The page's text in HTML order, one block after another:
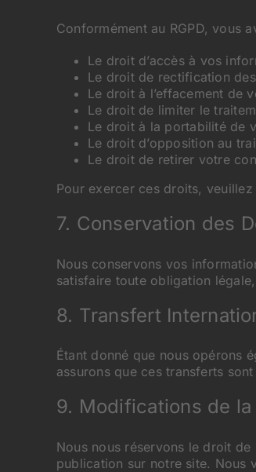
Conformément au RGPD, vous
Le droit d’accès à vos
Le droit de rectification
Le droit à l’effacement de
Le droit de limiter le
Le droit à la portabilité de
Le droit d’opposition au
Le droit de retirer votre
Pour exercer ces droits,
7. Conservation des
Nous conservons vos
satisfaire toute obligation
8. Transfert
Étant donné que nous opérons
assurons que ces transferts
9. Modifications de
Nous nous réservons le droit
publication sur notre site. Nous